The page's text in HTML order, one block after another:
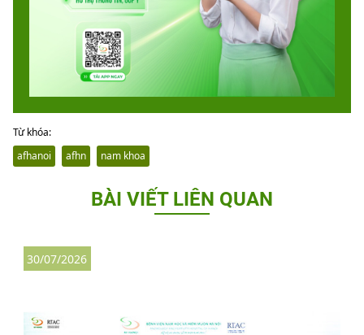
Từ khóa:
afhanoi
afhn nam khoa
BÀI VIẾT LIÊN QUAN
30/07/2026